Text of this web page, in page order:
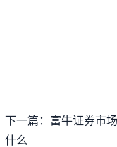
下一篇：富牛证券市
什么